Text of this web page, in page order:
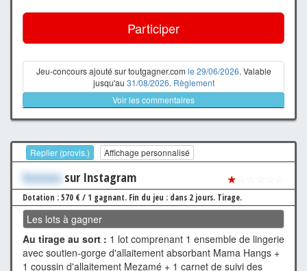
Participer
Jeu-concours ajouté sur toutgagner.com le 29/06/2026. Valable
jusqu'au 31/08/2026. Règlement
Voir les commentaires
Replier (provis.) Affichage personnalisé
Xxxxxxx sur Instagram ★
Dotation : 570 € / 1 gagnant. Fin du jeu : dans 2 jours. Tirage.
Les lots à gagner
Au tirage au sort : 1 lot comprenant 1 ensemble de lingerie
avec soutien-gorge d'allaitement absorbant Mama Hangs +
1 coussin d'allaitement Mezamé + 1 carnet de suivi des